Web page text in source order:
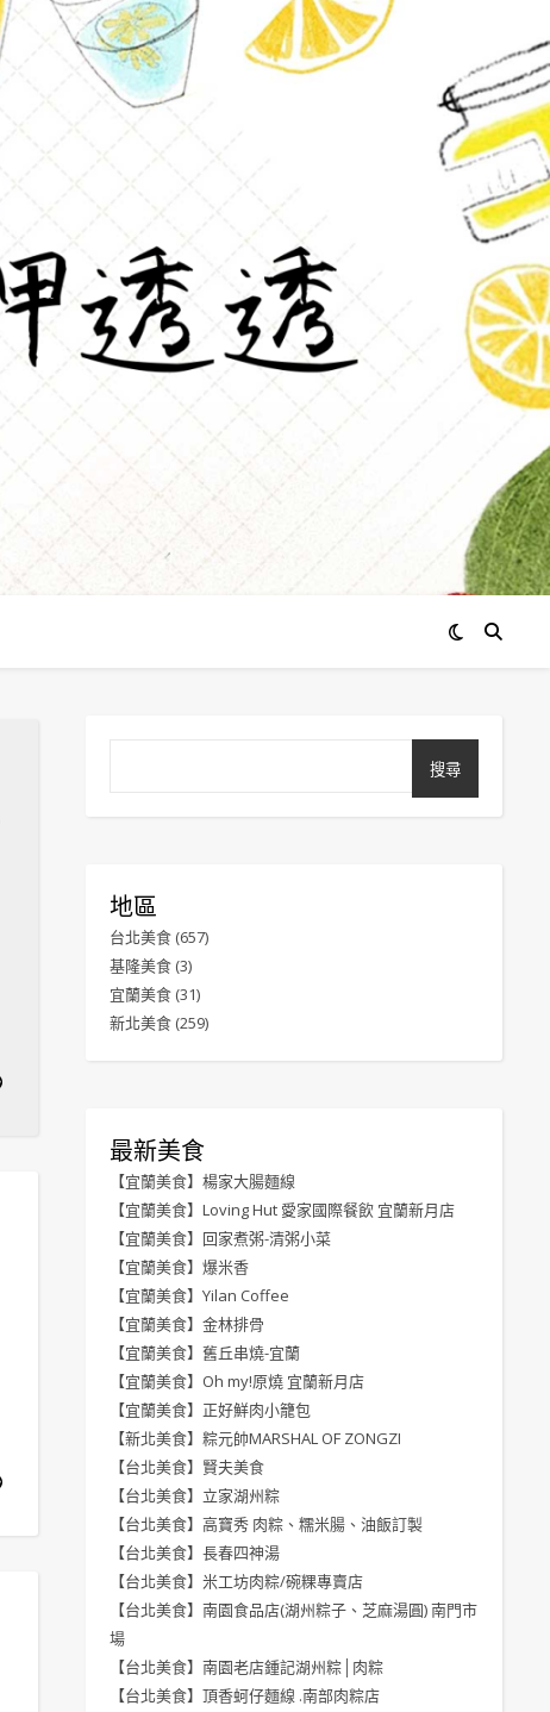
搜尋
地區
台北美食 (657)
基隆美食 (3)
宜蘭美食 (31)
新北美食 (259)
最新美食
【宜蘭美食】楊家大腸麵線
【宜蘭美食】Loving Hut 愛家國際餐飲 宜蘭新月店
【宜蘭美食】回家煮粥-清粥小菜
【宜蘭美食】爆米香
【宜蘭美食】Yilan Coffee
【宜蘭美食】金林排骨
【宜蘭美食】舊丘串燒-宜蘭
【宜蘭美食】Oh my!原燒 宜蘭新月店
【宜蘭美食】正好鮮肉小籠包
【新北美食】粽元帥MARSHAL OF ZONGZI
【台北美食】賢夫美食
【台北美食】立家湖州粽
【台北美食】高寶秀 肉粽、糯米腸、油飯訂製
【台北美食】長春四神湯
【台北美食】米工坊肉粽/碗粿專賣店
【台北美食】南園食品店(湖州粽子、芝麻湯圓) 南門市
場
【台北美食】南園老店鍾記湖州粽│肉粽
【台北美食】頂香蚵仔麵線 .南部肉粽店